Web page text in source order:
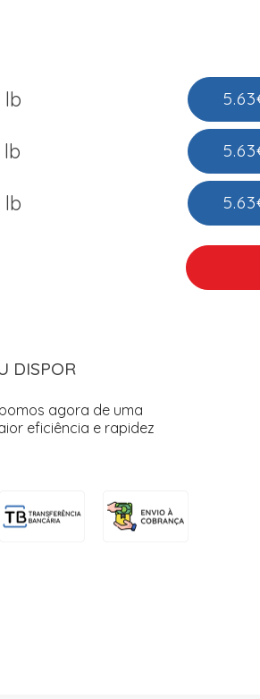
lb
lb
DISPOR
agora de uma
eficiência e rapidez